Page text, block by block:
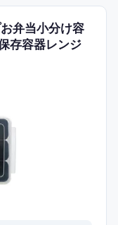
弁当小分け容
存容器レンジ